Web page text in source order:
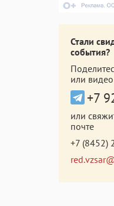
Стали
события?
или
+7
или
почте
+7 (8452)